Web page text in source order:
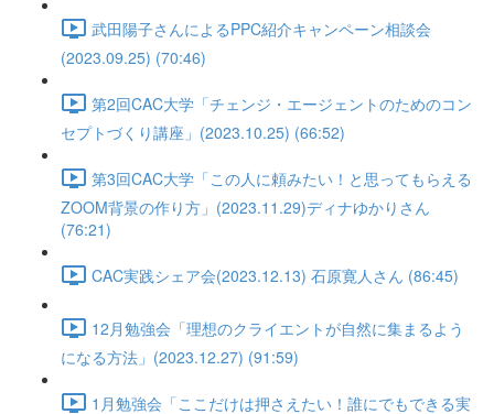
武田陽子さんによるPPC紹介キャンペーン相談会
(2023.09.25) (70:46)
第2回CAC大学「チェンジ・エージェントのためのコン
セプトづくり講座」(2023.10.25) (66:52)
第3回CAC大学「この人に頼みたい！と思ってもらえる
ZOOM背景の作り方」(2023.11.29)ディナゆかりさん
(76:21)
CAC実践シェア会(2023.12.13) 石原寛人さん (86:45)
12月勉強会「理想のクライエントが自然に集まるよう
になる方法」(2023.12.27) (91:59)
1月勉強会「ここだけは押さえたい！誰にでもできる実